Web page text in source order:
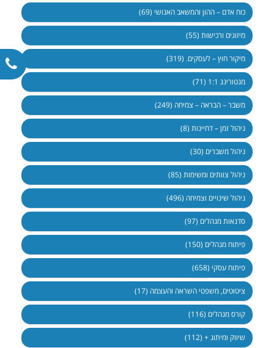
כוח אדם – ההון והמשאב האנושי (69)
מיזוגים ורכישות (55)
מיקור חוץ – לעסקים. (319)
מנטורינג 1:1 (71)
משבר – הבראה – צמיחה (249)
ניהול זמן – דחיינות (8)
ניהול משברים (30)
ניהול צוותים ומשימות (85)
ניהול שינויים וצמיחה (496)
סדנאות מנהלים (97)
פיתוח מנהלים (150)
פיתוח עסקי (658)
ציטוטים, משפטי השראה והעצמה (17)
קורס מנהלים (116)
שיווק ומיתוג + (112)